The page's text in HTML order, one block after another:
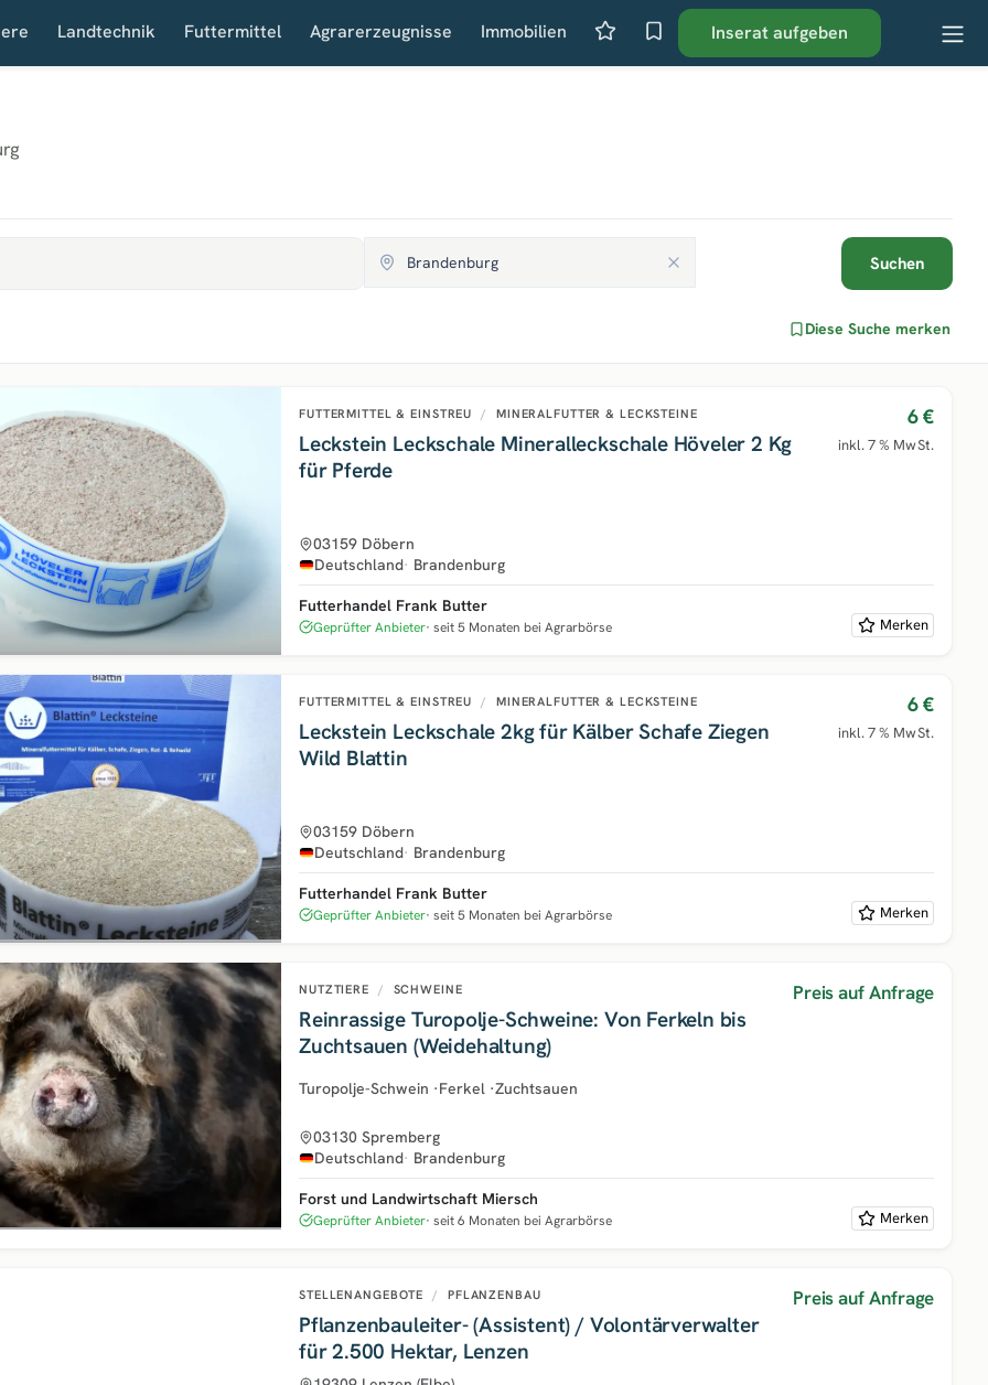
Landtechnik Futtermittel Agrarerzeugnisse Immobilien Inserat aufgeben
Suchen
Diese Suche merken
FUTTERMITTEL & EINSTREU / MINERALFUTTER & LECKSTEINE
Leckstein Leckschale Mineralleckschale Höveler 2 Kg
für Pferde
6 €
inkl. 7 % MwSt.
03159 Döbern
Deutschland Brandenburg
Futterhandel Frank Butter
Geprüfter Anbieter seit 5 Monaten bei Agrarbörse Merken
FUTTERMITTEL & EINSTREU / MINERALFUTTER & LECKSTEINE
Leckstein Leckschale 2kg für Kälber Schafe Ziegen
Wild Blattin
6 €
inkl. 7 % MwSt.
03159 Döbern
Deutschland Brandenburg
Futterhandel Frank Butter
Geprüfter Anbieter seit 5 Monaten bei Agrarbörse Merken
NUTZTIERE / SCHWEINE
Reinrassige Turopolje-Schweine: Von Ferkeln bis
Zuchtsauen (Weidehaltung)
Preis auf Anfrage
Turopolje-Schwein ·Ferkel ·Zuchtsauen
03130 Spremberg
Deutschland Brandenburg
Forst und Landwirtschaft Miersch
Geprüfter Anbieter seit 6 Monaten bei Agrarbörse Merken
STELLENANGEBOTE / PFLANZENBAU
Pflanzenbauleiter- (Assistent) / Volontärverwalter
für 2.500 Hektar, Lenzen
Preis auf Anfrage